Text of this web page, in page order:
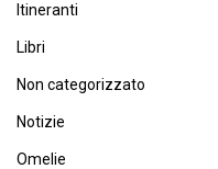
Itineranti
Libri
Non categorizzato
Notizie
Omelie